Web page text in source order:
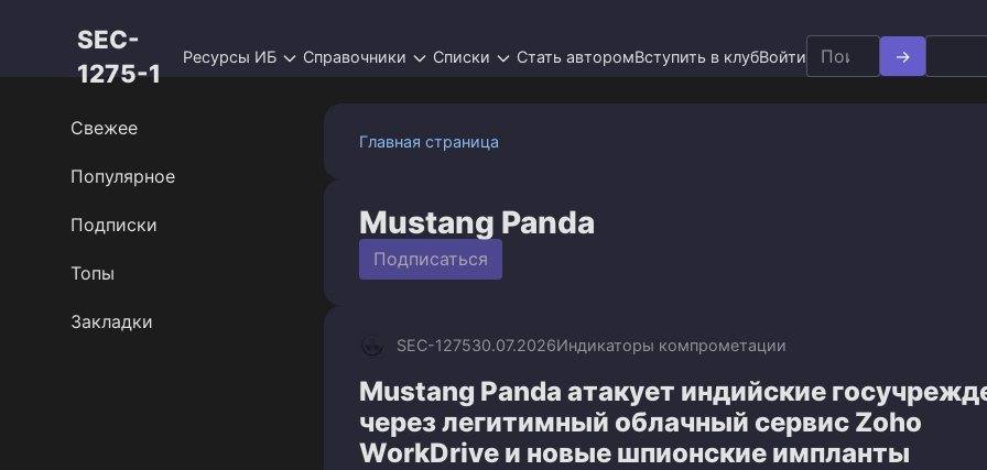
SEC-
1275-1
Ресурсы ИБ Справочники Списки Стать авторомВступить в клубВойти Search
for:
Главная страница
Mustang Panda
Подписаться
SEC-127530.07.2026Индикаторы компрометации
Mustang Panda атакует индийские
через легитимный облачный сервис Zoho
WorkDrive и новые шпионские импланты
Свежее
Популярное
Подписки
Топы
Закладки